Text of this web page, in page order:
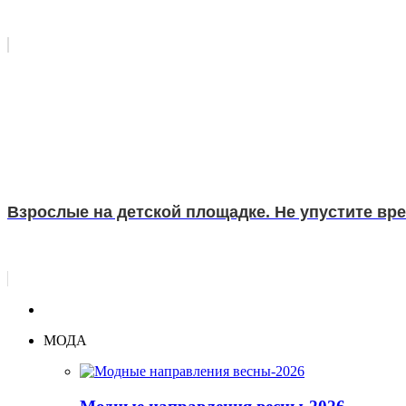
Взрослые на детской площадке. Не упустите
МОДА